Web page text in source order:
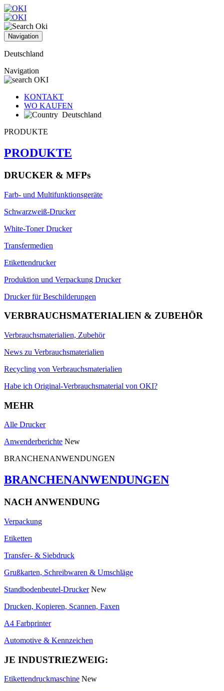
Navigation
Deutschland
Navigation
KONTAKT
WO KAUFEN
Deutschland
PRODUKTE
PRODUKTE
DRUCKER & MFPs
Farb- und Multifunktionsgeräte
Schwarzweiß-Drucker
White-Toner Drucker
Transfermedien
Etikettendrucker
Produktion und Verpackung Drucker
Drucker für Beschilderungen
VERBRAUCHSMATERIALIEN & ZUBEHÖR
Verbrauchsmaterialien, Zubehör
News zu Verbrauchsmaterialien
Recycling von Verbrauchsmaterialien
Habe ich Original-Verbrauchsmaterial von OKI?
MEHR
Alle Drucker
Anwenderberichte New
BRANCHENANWENDUNGEN
BRANCHENANWENDUNGEN
NACH ANWENDUNG
Verpackung
Etiketten
Transfer- & Siebdruck
Grußkarten, Schreibwaren & Umschläge
Standbodenbeutel-Drucker New
Drucken, Kopieren, Scannen, Faxen
A4 Farbprinter
Automotive & Kennzeichen
JE INDUSTRIEZWEIG:
Etikettendruckmaschine New